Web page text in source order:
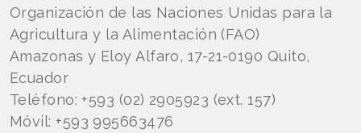
Organización de las Naciones Unidas para la
Agricultura y la Alimentación (FAO)
Amazonas y Eloy Alfaro, 17-21-0190 Quito,
Ecuador
Teléfono: +593 (02) 2905923 (ext. 157)
Móvil: +593 995663476